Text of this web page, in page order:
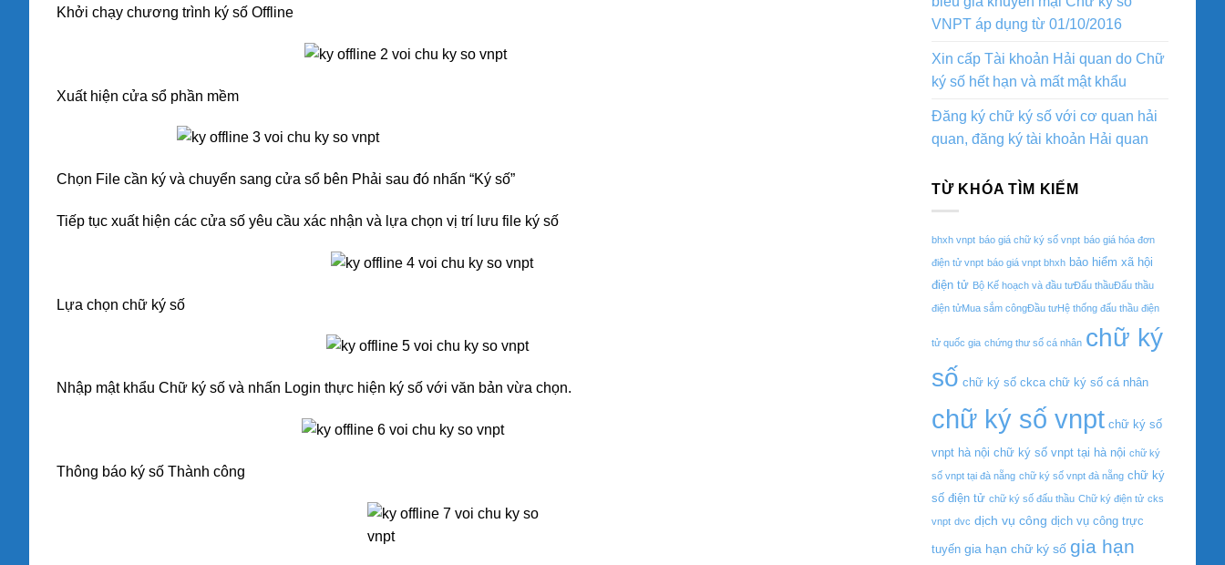
Khởi chạy chương trình ký số Offline
Xuất hiện cửa sổ phần mềm
Chọn File cần ký và chuyển sang cửa sổ bên Phải sau đó nhấn “Ký số”
Tiếp tục xuất hiện các cửa số yêu cầu xác nhận và lựa chọn vị trí lưu file ký số
Lựa chọn chữ ký số
Nhập mật khẩu Chữ ký số và nhấn Login thực hiện ký số với văn bản vừa chọn.
Thông báo ký số Thành công
VNPT áp dụng từ 01/10/2016
Xin cấp Tài khoản Hải quan do Chữ
ký số hết hạn và mất mật khẩu
Đăng ký chữ ký số với cơ quan hải
quan, đăng ký tài khoản Hải quan
TỪ KHÓA TÌM KIẾM
bhxh vnpt báo giá chữ ký số vnpt báo giá hóa đơn
điện tử vnpt báo giá vnpt bhxh bảo hiểm xã hội
điện tử Bộ Kế hoạch và đầu tưĐấu thầuĐấu thầu
điện tửMua sắm côngĐầu tưHệ thống đấu thầu điện
tử quốc gia chứng thư số cá nhân chữ ký
số chữ ký số ckca chữ ký số cá nhân
chữ ký số vnpt chữ ký số
vnpt hà nội chữ ký số vnpt tại hà nội chữ ký
số vnpt tại đà nẵng chữ ký số vnpt đà nẵng chữ ký
số điện tử chữ ký số đấu thầu Chữ ký điện tử cks
vnpt dvc dịch vụ công dịch vụ công trực
tuyến gia hạn chữ ký số gia hạn